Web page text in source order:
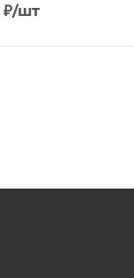
₽/шт